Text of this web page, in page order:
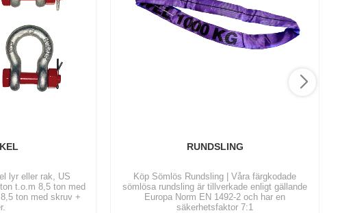
lyr eller rak, US
t.o.m 8,5 ton med
ton med skruv +
RUNDSLING
Köp Sömlös Rundsling | Våra färgkodade
sömlösa rundsling är tillverkade enligt gällande
Europa Norm EN 1492-2 och har en
säkerhetsfaktor 7:1